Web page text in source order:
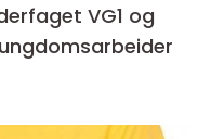
VG1 og